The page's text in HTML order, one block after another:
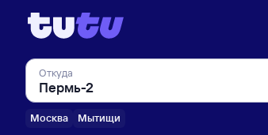
Откуда
Москва Мытищи